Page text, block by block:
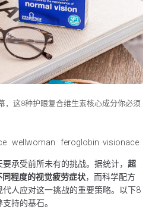
，这8种护眼复合维生素核心成分你必须
wellwoman feroglobin visionace
承受前所未有的挑战。据统计， 超
程度的视觉疲劳症状，而科学配方
人应对这一挑战的重要策略。以下8
持的基石。